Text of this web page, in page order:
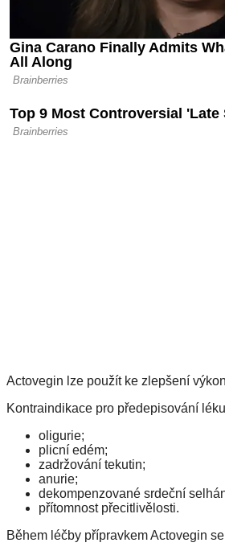
Actovegin lze použít ke zlepšení
Kontraindikace pro předepisování
oligurie;
plicní edém;
zadržování tekutin;
anurie;
dekompenzované srdeční
přítomnost přecitlivělosti.
Během léčby přípravkem Actovegin